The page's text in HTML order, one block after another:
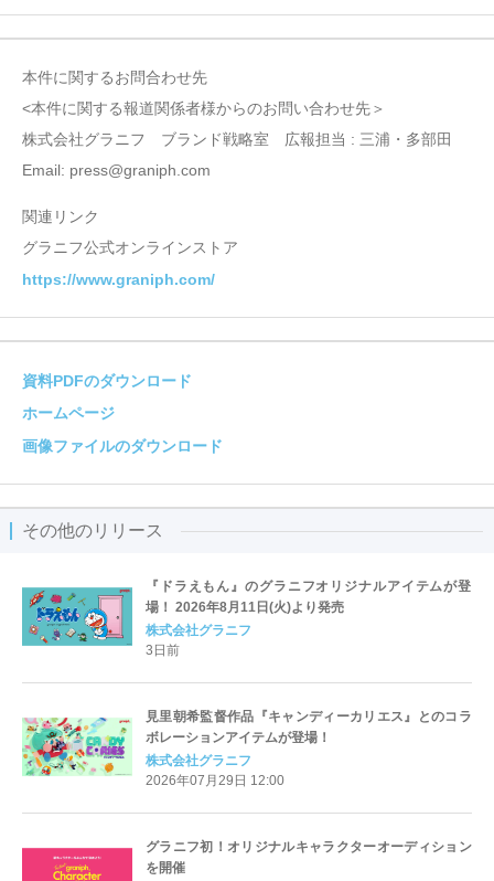
本件に関するお問合わせ先
<本件に関する報道関係者様からのお問い合わせ先＞
株式会社グラニフ ブランド戦略室 広報担当 : 三浦・多部田
Email: press@graniph.com
関連リンク
グラニフ公式オンラインストア
https://www.graniph.com/
資料PDFのダウンロード
ホームページ
画像ファイルのダウンロード
その他のリリース
『ドラえもん』のグラニフオリジナルアイテムが登
場！ 2026年8月11日(火)より発売
株式会社グラニフ
3日前
見里朝希監督作品『キャンディーカリエス』とのコラ
ボレーションアイテムが登場！
株式会社グラニフ
2026年07月29日 12:00
グラニフ初！オリジナルキャラクターオーディション
を開催